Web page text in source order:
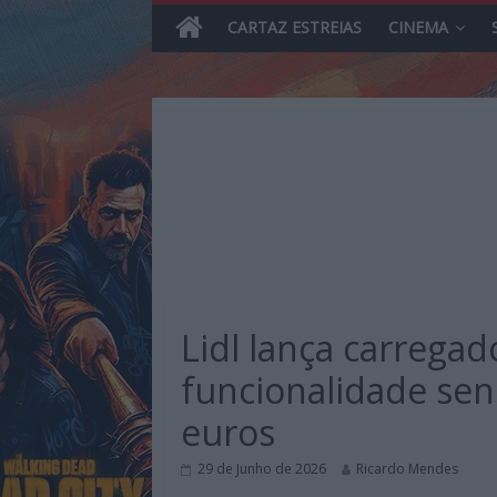
to
content
Reviews
Previews
sobre
CARTAZ ESTREIAS CINEMA
Lidl lança
funcionalidade
euros
29 de Junho de 2026 Ricardo Mendes